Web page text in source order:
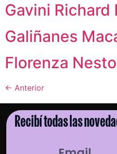
Gavini Richard
Galiñanes
Florenza
← Anterior
Recibí todas las